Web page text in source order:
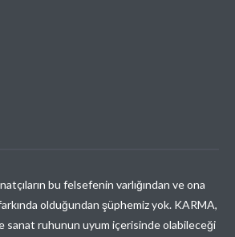
bu felsefenin varlığından ve ona
olduğundan şüphemiz yok. KARMA,
sanat ruhunun uyum içerisinde olabileceği